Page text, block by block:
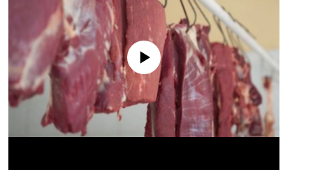
No media source currently available